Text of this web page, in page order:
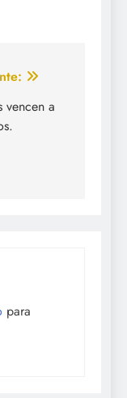
vencen a
para